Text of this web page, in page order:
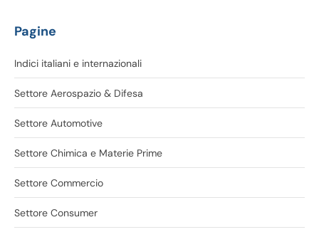
Pagine
Indici italiani e internazionali
Settore Aerospazio & Difesa
Settore Automotive
Settore Chimica e Materie Prime
Settore Commercio
Settore Consumer